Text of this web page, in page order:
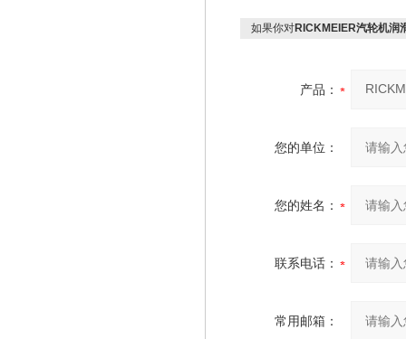
如果你对RICKMEIER汽轮机润
产品：
您的单位：
您的姓名：
联系电话：
常用邮箱：